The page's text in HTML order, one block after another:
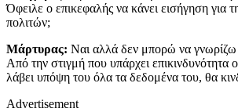
Όφειλε ο επικεφαλής να κάνει εισήγηση για
πολιτών;
Μάρτυρας: Ναι αλλά δεν μπορώ να γνωρίζω
Από την στιγμή που υπάρχει επικινδυνότητα
λάβει υπόψη του όλα τα δεδομένα του, θα
Advertisement